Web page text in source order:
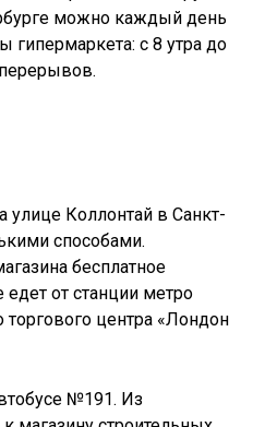
можно каждый день
с 8 утра до
улице Коллонтай в Санкт-
способами.
бесплатное
едет от станции метро
центра «Лондон
№191. Из